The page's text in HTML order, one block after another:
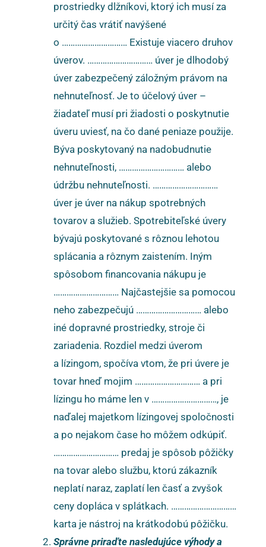
prostriedky dlžníkovi, ktorý ich musí za
určitý čas vrátiť navýšené
o ………………………… Existuje viacero druhov
úverov. ………………………… úver je dlhodobý
úver zabezpečený záložným právom na
nehnuteľnosť. Je to účelový úver –
žiadateľ musí pri žiadosti o poskytnutie
úveru uviesť, na čo dané peniaze použije.
Býva poskytovaný na nadobudnutie
nehnuteľnosti, ………………………… alebo
údržbu nehnuteľnosti. …………………………
úver je úver na nákup spotrebných
tovarov a služieb. Spotrebiteľské úvery
bývajú poskytované s rôznou lehotou
splácania a rôznym zaistením. Iným
spôsobom financovania nákupu je
………………………… Najčastejšie sa pomocou
neho zabezpečujú ………………………… alebo
iné dopravné prostriedky, stroje či
zariadenia. Rozdiel medzi úverom
a lízingom, spočíva vtom, že pri úvere je
tovar hneď mojim ………………………… a pri
lízingu ho máme len v …………………………, je
naďalej majetkom lízingovej spoločnosti
a po nejakom čase ho môžem odkúpiť.
………………………… predaj je spôsob pôžičky
na tovar alebo službu, ktorú zákazník
neplatí naraz, zaplatí len časť a zvyšok
ceny dopláca v splátkach. …………………………
karta je nástroj na krátkodobú pôžičku.
Správne priraďte nasledujúce výhody a